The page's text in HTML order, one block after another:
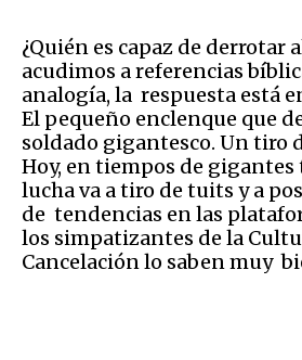
¿Quién es capaz de derrotar
acudimos a referencias
analogía, la respuesta está
El pequeño enclenque que
soldado gigantesco. Un tiro
Hoy, en tiempos de
lucha va a tiro de tuits y a
de tendencias en las
los simpatizantes de la
Cancelación lo saben muy